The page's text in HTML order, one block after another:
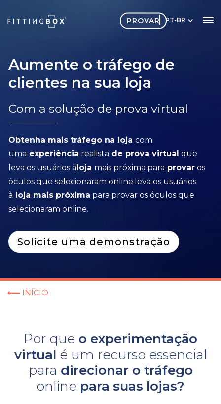
PT-BR
PROVAR
Aumente o tráfego de
clientes na sua loja
Com a solução de prova virtual
Obtenha mais tráfego na loja com
uma experiência realista de prova virtual que
leva os usuários à loja mais próxima para provar os
óculos que selecionaram online.leva os usuários
à loja mais próxima para provar os óculos que
selecionaram online.
Solicite uma demonstração
INÍCIO
Por que o experimentação
virtual é um recurso essencial
para direcionar o tráfego
online para suas lojas?